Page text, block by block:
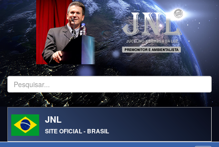
Pesquisar...
JNL
SITE OFICIAL - BRASIL